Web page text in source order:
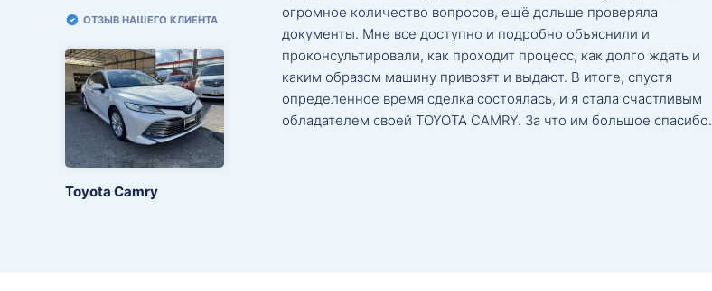
ОТЗЫВ НАШЕГО КЛИЕНТА
Toyota Camry
огромное количество вопросов, ещё дольше проверяла
документы. Мне все доступно и подробно объяснили и
проконсультировали, как проходит процесс, как долго ждать и
каким образом машину привозят и выдают. В итоге, спустя
определенное время сделка состоялась, и я стала счастливым
обладателем своей TOYOTA CAMRY. За что им большое спасибо.